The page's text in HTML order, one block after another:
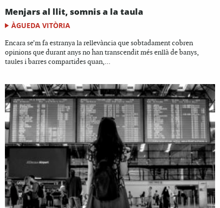
Menjars al llit, somnis a la taula
ÀGUEDA VITÒRIA
Encara se’m fa estranya la rellevància que sobtadament cobren
opinions que durant anys no han transcendit més enllà de banys,
taules i barres compartides quan,...